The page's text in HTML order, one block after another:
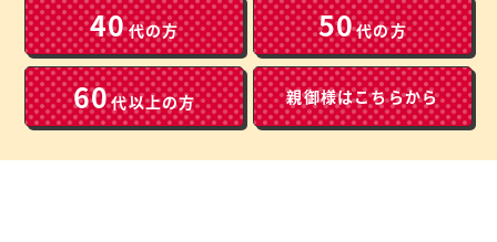
40代の方 50代の方
60代以上の方 親御様はこちらから